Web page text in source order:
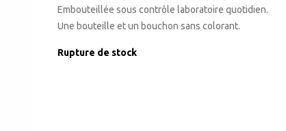
Embouteillée sous contrôle laboratoire quotidien.
Une bouteille et un bouchon sans colorant.
Rupture de stock